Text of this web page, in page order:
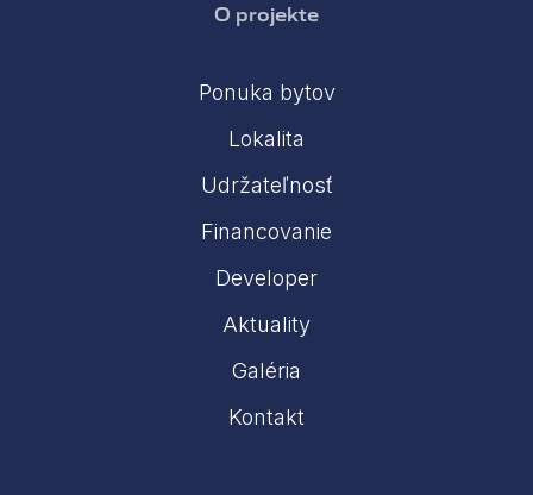
O projekte
Ponuka bytov
Lokalita
Udržateľnosť
Financovanie
Developer
Aktuality
Galéria
Kontakt